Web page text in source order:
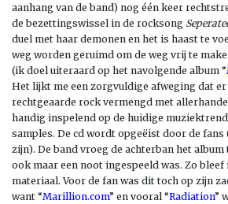
aanhang van de band) nog één keer
de bezettingswissel in de rocksong
duel met haar demonen en het is haast te
weg worden geruimd om de weg vrij te
(ik doel uiteraard op het navolgende album “
Het lijkt me een zorgvuldige afweging dat
rechtgeaarde rock vermengd met
handig inspelend op de huidige
samples. De cd wordt opgeëist door de fans
zijn). De band vroeg de achterban het
ook maar een noot ingespeeld was. Zo bleef
materiaal. Voor de fan was dit toch op zijn
want “Marillion.com” en vooral “Radiation”